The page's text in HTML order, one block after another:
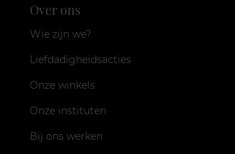
Over ons
Wie zijn we?
Liefdadigheidsacties
Onze winkels
Onze instituten
Bij ons werken